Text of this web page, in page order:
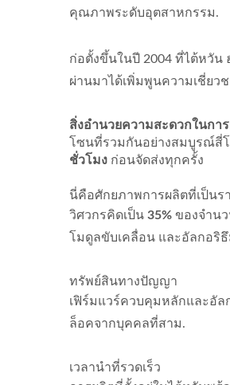
คุณภาพระดับอุตสาหกรรม.
ก่อตั้งขึ้นในปี 2004 ที่ไต้หวัน
ผ่านมาได้เพิ่มพูนความเชี่ยว
สิ่งอำนวยความสะดวกในการ
โซนที่รวมกันอย่างสมบูรณ์สี่โ
ชั่วโมง ก่อนจัดส่งทุกครั้ง
นี่คือศักยภาพการผลิตที่เป็นร
วิศวกรคิดเป็น 35% ของจำน
โมดูลขับเคลื่อน และอัลกอริ
ทรัพย์สินทางปัญญา
เฟิร์มแวร์ควบคุมหลักและอั
ล็อคจากบุคคลที่สาม.
เวลานำที่รวดเร็ว